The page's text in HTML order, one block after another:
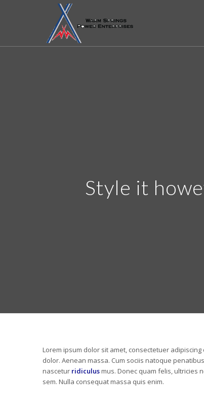
Style it
Lorem ipsum dolor sit amet, consectetuer
dolor. Aenean massa. Cum sociis natoque
nascetur ridiculusmus. Donec quam felis, ultricies
sem. Nulla consequat massa quis enim.